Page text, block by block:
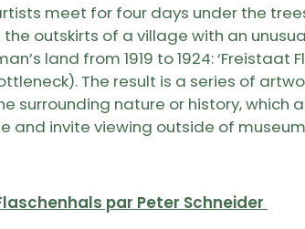
meet for four days under the
outskirts of a village with an
land from 1919 to 1924: ‘Freistaat
The result is a series of
surrounding nature or history, which
and invite viewing outside of
par Peter Schneider